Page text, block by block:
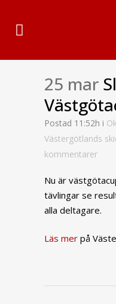
25 mar
Postad 11:52h i
Västergötlands
kommentarer
Nu är
tävlingar se
alla deltagare.
Läs mer på